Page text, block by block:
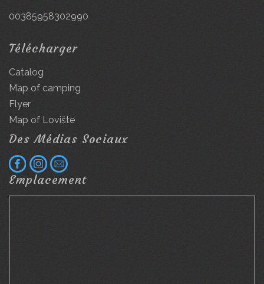
00385958302990
Télécharger
Catalog
Map of camping
Flyer
Map of Lovište
Des Médias Sociaux
Emplacement